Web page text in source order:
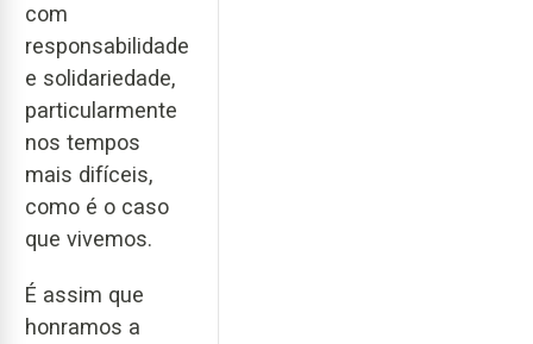
com
responsabilidade
e solidariedade,
particularmente
nos tempos
mais difíceis,
como é o caso
que vivemos.
É assim que
honramos a